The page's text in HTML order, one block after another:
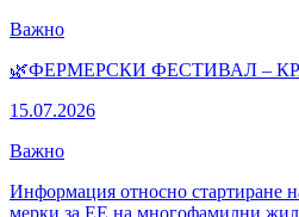
Важно
🌿ФЕРМЕРСКИ ФЕСТИВАЛ –
15.07.2026
Важно
Информация относно стартиране
мерки за ЕЕ на многофамилни